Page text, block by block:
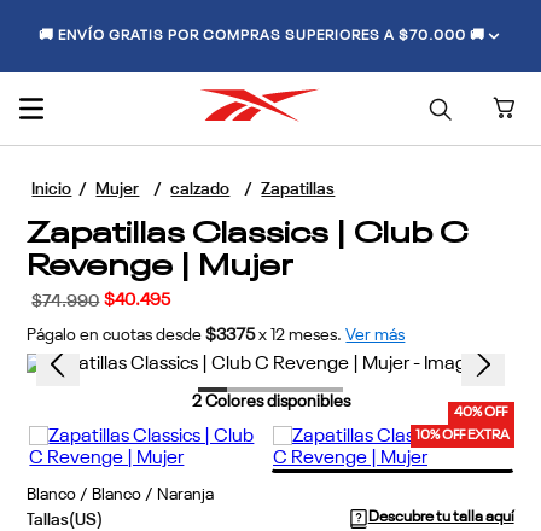
🚚 ENVÍO GRATIS POR COMPRAS SUPERIORES A $70.000 🚚
Mujer calzado Zapatillas
Zapatillas Classics | Club C
Revenge | Mujer
$74.990 $40.495
Págalo en cuotas desde $3375 x 12 meses. Ver más
40% OFF
10% OFF EXTRA
2Colores disponibles
Blanco / Blanco / Naranja
Descubre tu talla aquí